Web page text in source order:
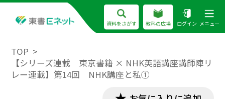
資料をさがす 教科の広場 ログイン メニュー
TOP
【シリーズ連載 東京書籍 × NHK英語講座講師陣リ
レー連載】第14回 NHK講座と私①